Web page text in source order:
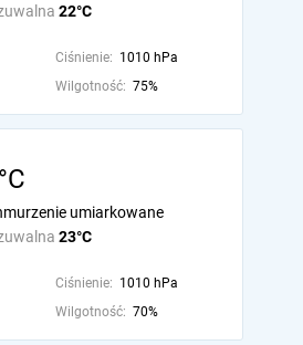
22°C
Ciśnienie: 1010 hPa
Wilgotność: 75%
23°C
umiarkowane
Ciśnienie: 1010 hPa
Wilgotność: 70%